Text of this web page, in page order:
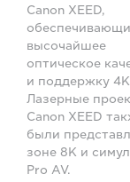
Canon XEED,
высочайшее
оптическое
и поддержку
Лазерные
Canon XEED
были
зоне 8K и
Pro AV.